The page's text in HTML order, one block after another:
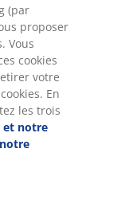
(par
proposer
Vous
cookies
votre
En
les trois
et notre
notre